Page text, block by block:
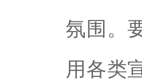
氛围。
用各类